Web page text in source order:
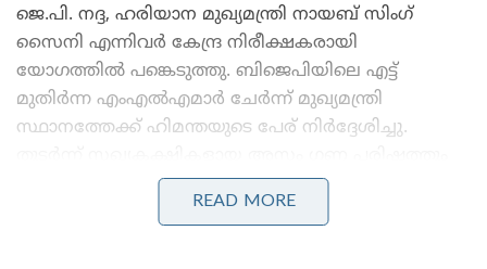
ജെ.പി. നദ്ദ, ഹരിയാന മുഖ്യമന്ത്രി നായബ് സിംഗ്
സൈനി എന്നിവർ കേന്ദ്ര നിരീക്ഷകരായി
യോഗത്തിൽ പങ്കെടുത്തു. ബിജെപിയിലെ എട്ട്
മുതിർന്ന എംഎൽഎമാർ ചേർന്ന് മുഖ്യമന്ത്രി
സ്ഥാനത്തേക്ക് ഹിമന്തയുടെ പേര് നിർദ്ദേശിച്ചു.
(AGP) ബോഡോലാൻഡ് പീപ്പിൾസ് ഫ്രണ്ടും (BPF)
തീരുമാനത്തിന് പൂർണ്ണ പിന്തുണ പ്രഖ്യാപിച്ചു.
READ MORE